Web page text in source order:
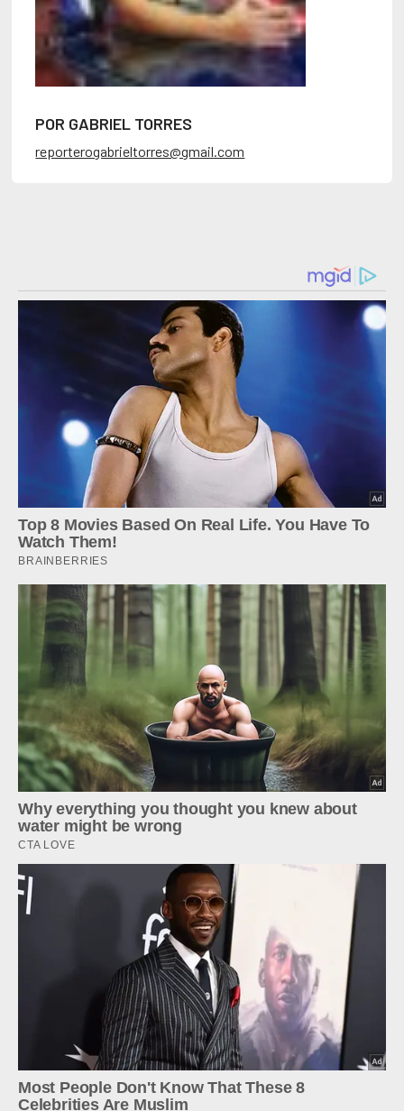
POR GABRIEL TORRES
reporterogabrieltorres@gmail.com